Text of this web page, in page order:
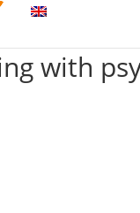
with